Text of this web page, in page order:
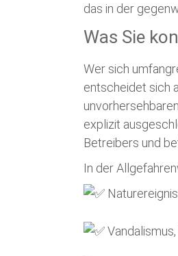
das in der
Was Sie
Wer sich
entscheidet sich
explizit
Betreibers und
In der